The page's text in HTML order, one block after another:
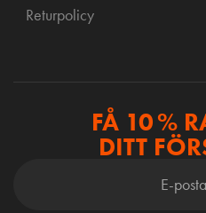
Returpolicy
FÅ 10 %
DITT